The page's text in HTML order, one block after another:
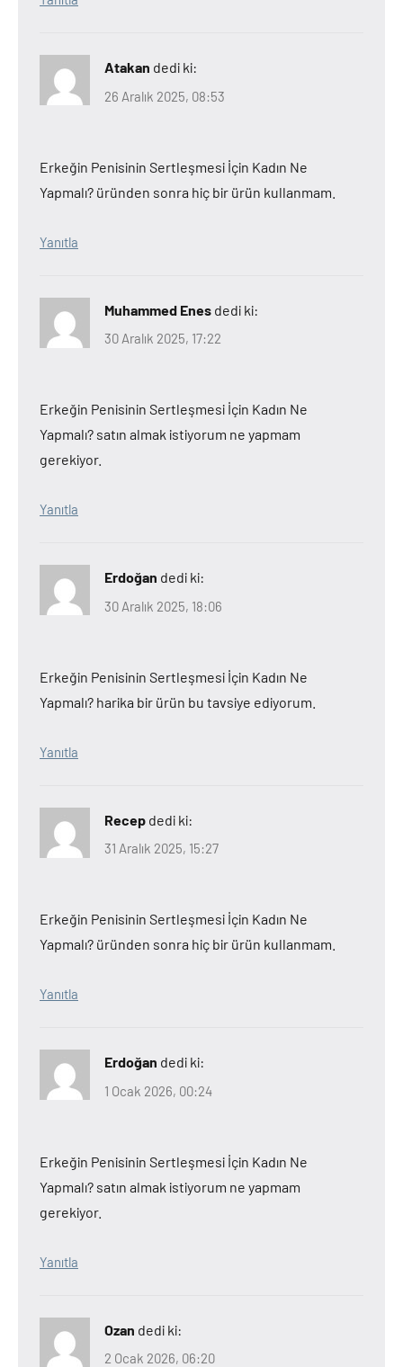
Atakan dedi ki:
26 Aralık 2025, 08:53
Erkeğin Penisinin Sertleşmesi İçin Kadın Ne
Yapmalı? üründen sonra hiç bir ürün kullanmam.
Yanıtla
Muhammed Enes dedi ki:
30 Aralık 2025, 17:22
Erkeğin Penisinin Sertleşmesi İçin Kadın Ne
Yapmalı? satın almak istiyorum ne yapmam
gerekiyor.
Yanıtla
Erdoğan dedi ki:
30 Aralık 2025, 18:06
Erkeğin Penisinin Sertleşmesi İçin Kadın Ne
Yapmalı? harika bir ürün bu tavsiye ediyorum.
Yanıtla
Recep dedi ki:
31 Aralık 2025, 15:27
Erkeğin Penisinin Sertleşmesi İçin Kadın Ne
Yapmalı? üründen sonra hiç bir ürün kullanmam.
Yanıtla
Erdoğan dedi ki:
1 Ocak 2026, 00:24
Erkeğin Penisinin Sertleşmesi İçin Kadın Ne
Yapmalı? satın almak istiyorum ne yapmam
gerekiyor.
Yanıtla
Ozan dedi ki:
2 Ocak 2026, 06:20